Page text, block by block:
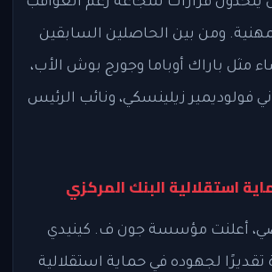
ومن بين الحاصلين السابقين
مثل باراك أوباما وجورج بوش الأب،
فولوديمير زيلينسكي، ونائب الرئيس
استقلالية البنك المركزي
أعلنت مؤسسة جون ف. كينيدي
تقديرًا لجهوده في حماية استقلالية